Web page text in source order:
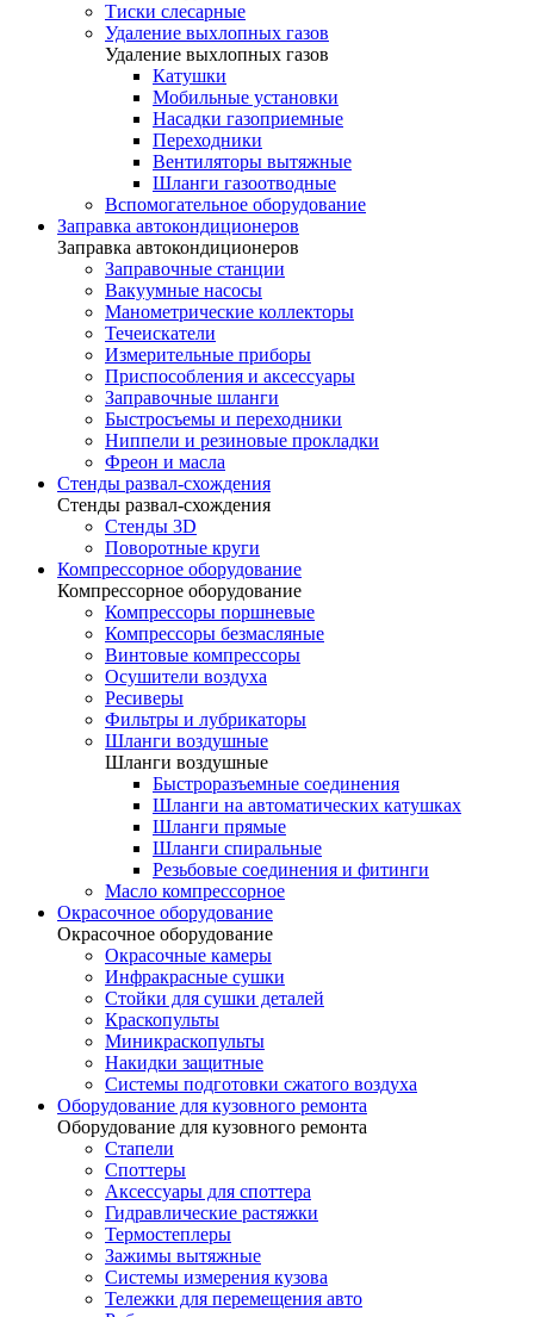
Тиски слесарные
Удаление выхлопных газов
Удаление выхлопных газов
Катушки
Мобильные установки
Насадки газоприемные
Переходники
Вентиляторы вытяжные
Шланги газоотводные
Вспомогательное оборудование
Заправка автокондиционеров
Заправка автокондиционеров
Заправочные станции
Вакуумные насосы
Манометрические коллекторы
Течеискатели
Измерительные приборы
Приспособления и аксессуары
Заправочные шланги
Быстросъемы и переходники
Ниппели и резиновые прокладки
Фреон и масла
Стенды развал-схождения
Стенды развал-схождения
Стенды 3D
Поворотные круги
Компрессорное оборудование
Компрессорное оборудование
Компрессоры поршневые
Компрессоры безмасляные
Винтовые компрессоры
Осушители воздуха
Ресиверы
Фильтры и лубрикаторы
Шланги воздушные
Шланги воздушные
Быстроразъемные соединения
Шланги на автоматических катушках
Шланги прямые
Шланги спиральные
Резьбовые соединения и фитинги
Масло компрессорное
Окрасочное оборудование
Окрасочное оборудование
Окрасочные камеры
Инфракрасные сушки
Стойки для сушки деталей
Краскопульты
Миникраскопульты
Накидки защитные
Системы подготовки сжатого воздуха
Оборудование для кузовного ремонта
Оборудование для кузовного ремонта
Стапели
Споттеры
Аксессуары для споттера
Гидравлические растяжки
Термостеплеры
Зажимы вытяжные
Системы измерения кузова
Тележки для перемещения авто